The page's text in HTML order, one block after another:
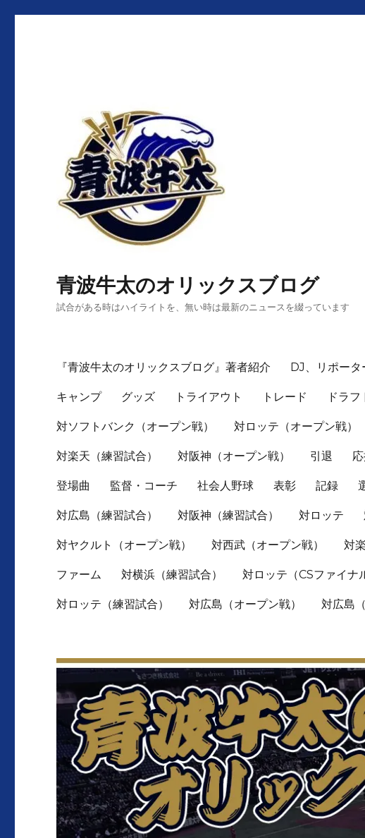
青波牛太のオリックスブログ
試合がある時はハイライトを、無い時は最新のニュースを綴っています
『青波牛太のオリックスブログ』著者紹介 DJ、リポータ
キャンプ グッズ トライアウト トレード ドラフ
対ソフトバンク（オープン戦） 対ロッテ（オープン戦）
対楽天（練習試合） 対阪神（オープン戦） 引退
登場曲 監督・コーチ 社会人野球 表彰 記録
対広島（練習試合） 対阪神（練習試合） 対ロッテ
対ヤクルト（オープン戦） 対西武（オープン戦） 対
ファーム 対横浜（練習試合） 対ロッテ（CSファイナ
対ロッテ（練習試合） 対広島（オープン戦） 対広島